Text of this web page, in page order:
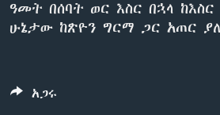
ዓመት በሰባት ወር እስር በኋላ
ሁኔታው ከጽዮን ግርማ ጋር አጠር
አጋሩ